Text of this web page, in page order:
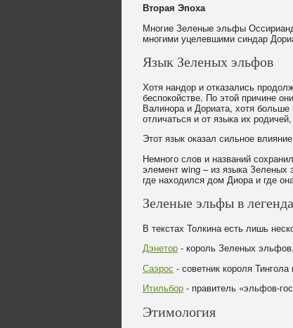
Вторая Эпоха
Многие Зеленые эльфы
многими уцелевшими синдар
Язык Зеленых эльфов
Хотя нандор и отказались
беспокойстве. По этой причине
Валинора и Дориата, хотя
отличаться и от языка их
Этот язык оказал сильное
Немного слов и названий
элемент wing – из языка Зеленых
где находился дом Диора и где
Зеленые эльфы в
В текстах Толкина есть лишь
Дэнетор - король Зеленых
Саэрос - советник короля
Итильбор - правитель «эльфов-
Этимология